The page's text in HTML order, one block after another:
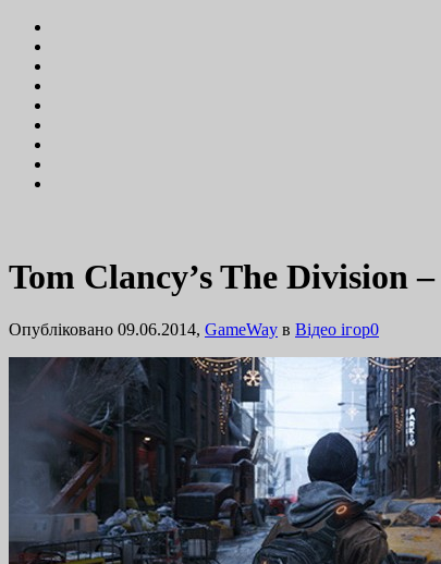
Tom Clancy’s The Division
Опубліковано 09.06.2014, GameWay в Відео ігор0